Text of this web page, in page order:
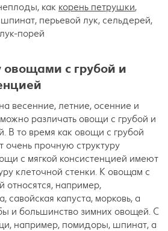
как корень петрушки,
шпинат, перьевой лук, сельдерей,
порей
с грубой и
весенние, летние, осенние и
различать овощи с грубой и
В то время как овощи с грубой
очень прочную структуру
с мягкой консистенцией имеют
клеточной стенки. К овощам с
относятся, например,
савойская капуста, морковь, а
и большинство зимних овощей. С
например, помидоры, шпинат, а